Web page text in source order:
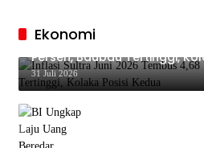
Ekonomi
Inflasi Sultra Juni 2026
Persen, Baubau Tertinggi,
Kedua
31 Juli 2026